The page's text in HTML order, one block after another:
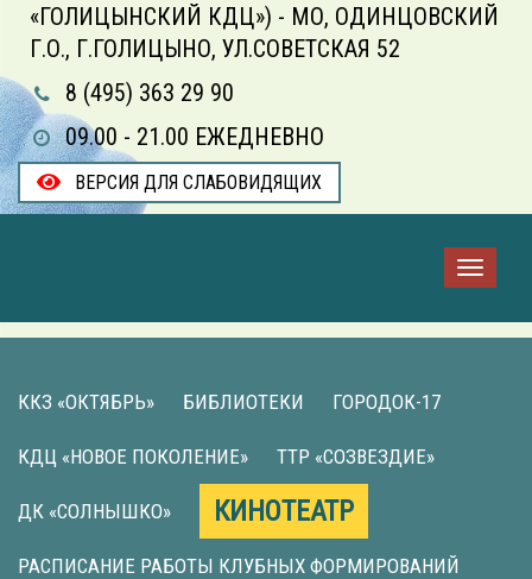
«ГОЛИЦЫНСКИЙ КДЦ») - МО, ОДИНЦОВСКИЙ
Г.О., Г.ГОЛИЦЫНО, УЛ.СОВЕТСКАЯ 52
8 (495) 363 29 90
09.00 - 21.00 ЕЖЕДНЕВНО
ВЕРСИЯ ДЛЯ СЛАБОВИДЯЩИХ
ККЗ «ОКТЯБРЬ» БИБЛИОТЕКИ ГОРОДОК-17
КДЦ «НОВОЕ ПОКОЛЕНИЕ» ТТР «СОЗВЕЗДИЕ»
ДК «СОЛНЫШКО» КИНОТЕАТР
РАСПИСАНИЕ РАБОТЫ КЛУБНЫХ ФОРМИРОВАНИЙ